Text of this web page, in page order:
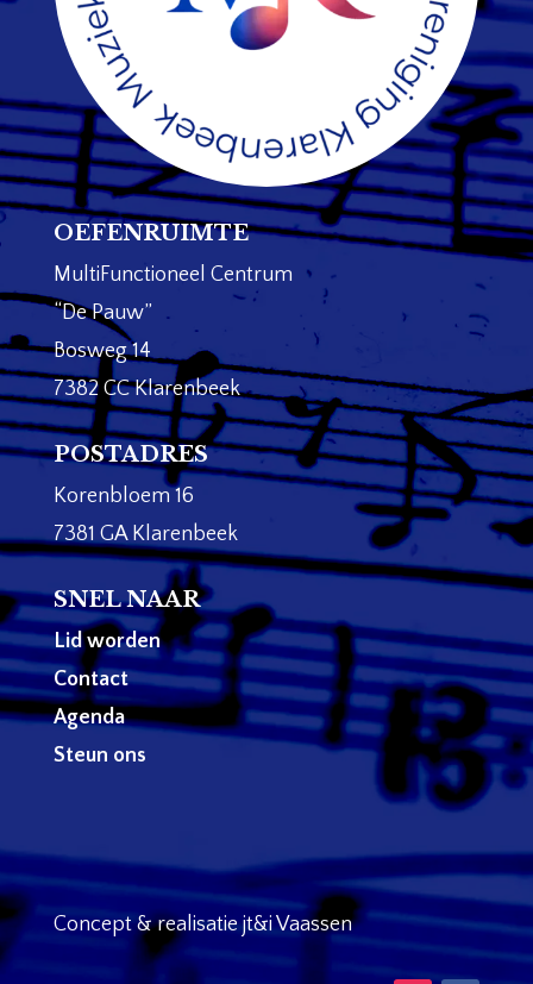
OEFENRUIMTE
MultiFunctioneel Centrum
“De Pauw”
Bosweg 14
7382 CC Klarenbeek
POSTADRES
Korenbloem 16
7381 GA Klarenbeek
SNEL NAAR
Lid worden
Contact
Agenda
Steun ons
Concept & realisatie jt&i Vaassen